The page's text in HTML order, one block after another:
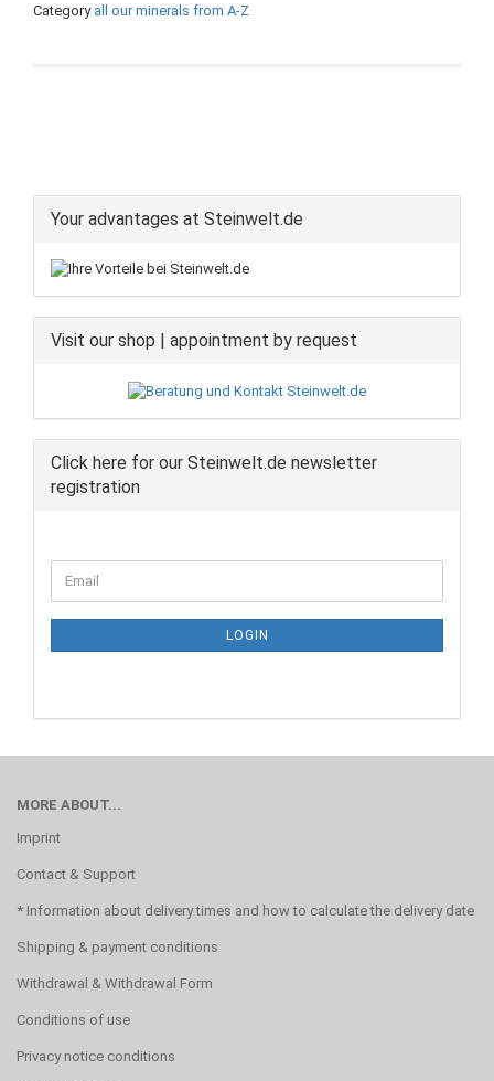
Category all our minerals from A-Z
Your advantages at Steinwelt.de
Visit our shop | appointment by request
Click here for our Steinwelt.de newsletter
registration
TO
NEWSLETTER
Email
LOGIN
MORE ABOUT...
Imprint
Contact & Support
* Information about delivery times and how to calculate the delivery date
Shipping & payment conditions
Withdrawal & Withdrawal Form
Conditions of use
Privacy notice conditions